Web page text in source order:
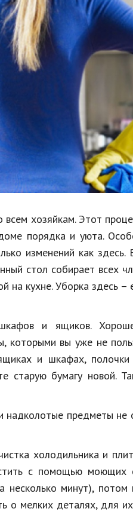
Недвижимость
Спорт и фитнес
Психология и
Творчество и
Работа и бизнес
Животные
Еда и напитки
хозяйкам. Этот
порядка и уюта.
изменений как
стол собирает всех
на кухне. Уборка здесь
и ящиков.
которыми вы уже не
и шкафах, полочки
старую бумагу новой.
предметы не
холодильника и
с помощью моющих
минут), потом
о мелких деталях, для